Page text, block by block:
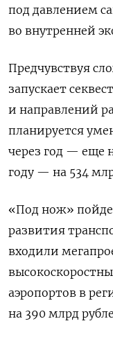
под давлением
во внутренней
Предчувствуя
запускает
и направлений
планируется
через год — еще
году — на 534
«Под нож»
развития
входили
аэропортов в
на 390 млрд